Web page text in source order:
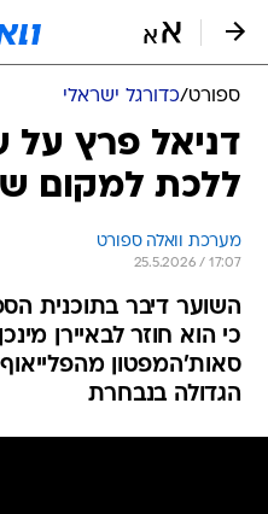
ספורט/כדורגל ישראלי
דניאל פרץ על
ללכת למקום
מערכת וואלה ספורט
25.5.2026 / 17:07
כי הוא חוזר לבאיירן
סאות'המפטון
הגדולה בנבחרת